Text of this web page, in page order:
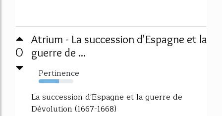
0
Atrium - La succession d'Espagne et la
guerre de ...
Pertinence
58%
La succession d'Espagne et la guerre de
Dévolution (1667-1668)